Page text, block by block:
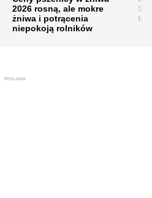
2026 rosną, ale mokre
żniwa i potrącenia
niepokoją rolników
REKLAMA